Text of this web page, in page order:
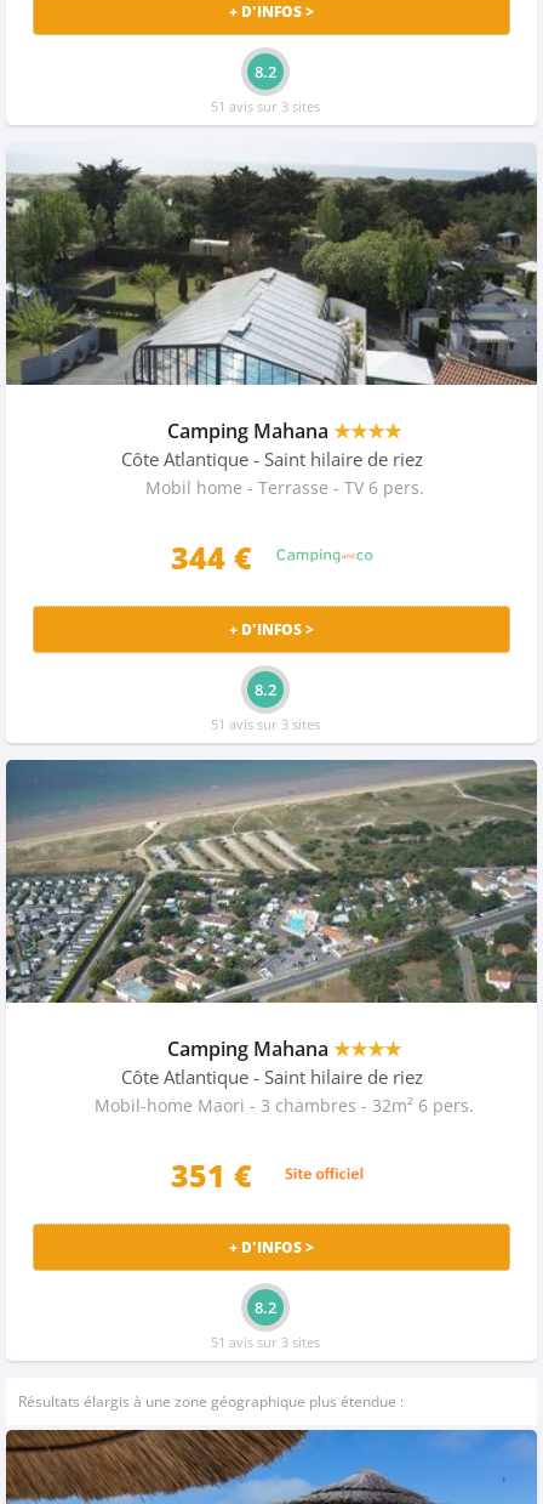
+ D'INFOS >
8.2
51 avis sur 3 sites
Camping Mahana ★★★★
Côte Atlantique - Saint hilaire de riez
Mobil home - Terrasse - TV 6 pers.
344 €
+ D'INFOS >
8.2
51 avis sur 3 sites
Camping Mahana ★★★★
Côte Atlantique - Saint hilaire de riez
Mobil-home Maori - 3 chambres - 32m² 6 pers.
351 €
+ D'INFOS >
8.2
51 avis sur 3 sites
Résultats élargis à une zone géographique plus étendue :